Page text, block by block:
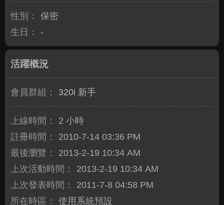
性別：
保密
生日：
-
活躍概況
會員群組： 320i 新手
上線時間：
2 小時
註冊時間：
2010-7-14 03:36 PM
最後瀏覽：
2013-2-19 10:34 AM
上次活動時間：
2013-2-19 10:34 AM
上次發表時間：
2011-7-8 04:58 PM
所在時區：
使用系統預設